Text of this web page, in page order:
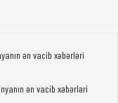
ən vacib xəbərləri
ən vacib xəbərləri